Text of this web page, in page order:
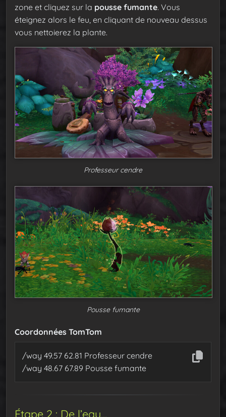
zone et cliquez sur la pousse fumante. Vous
éteignez alors le feu, en cliquant de nouveau dessus
vous nettoierez la plante.
Professeur cendre
Pousse fumante
Coordonnées TomTom
/way 49.57 62.81 Professeur cendre
/way 48.67 67.89 Pousse fumante
Étape 2 : De l’eau…